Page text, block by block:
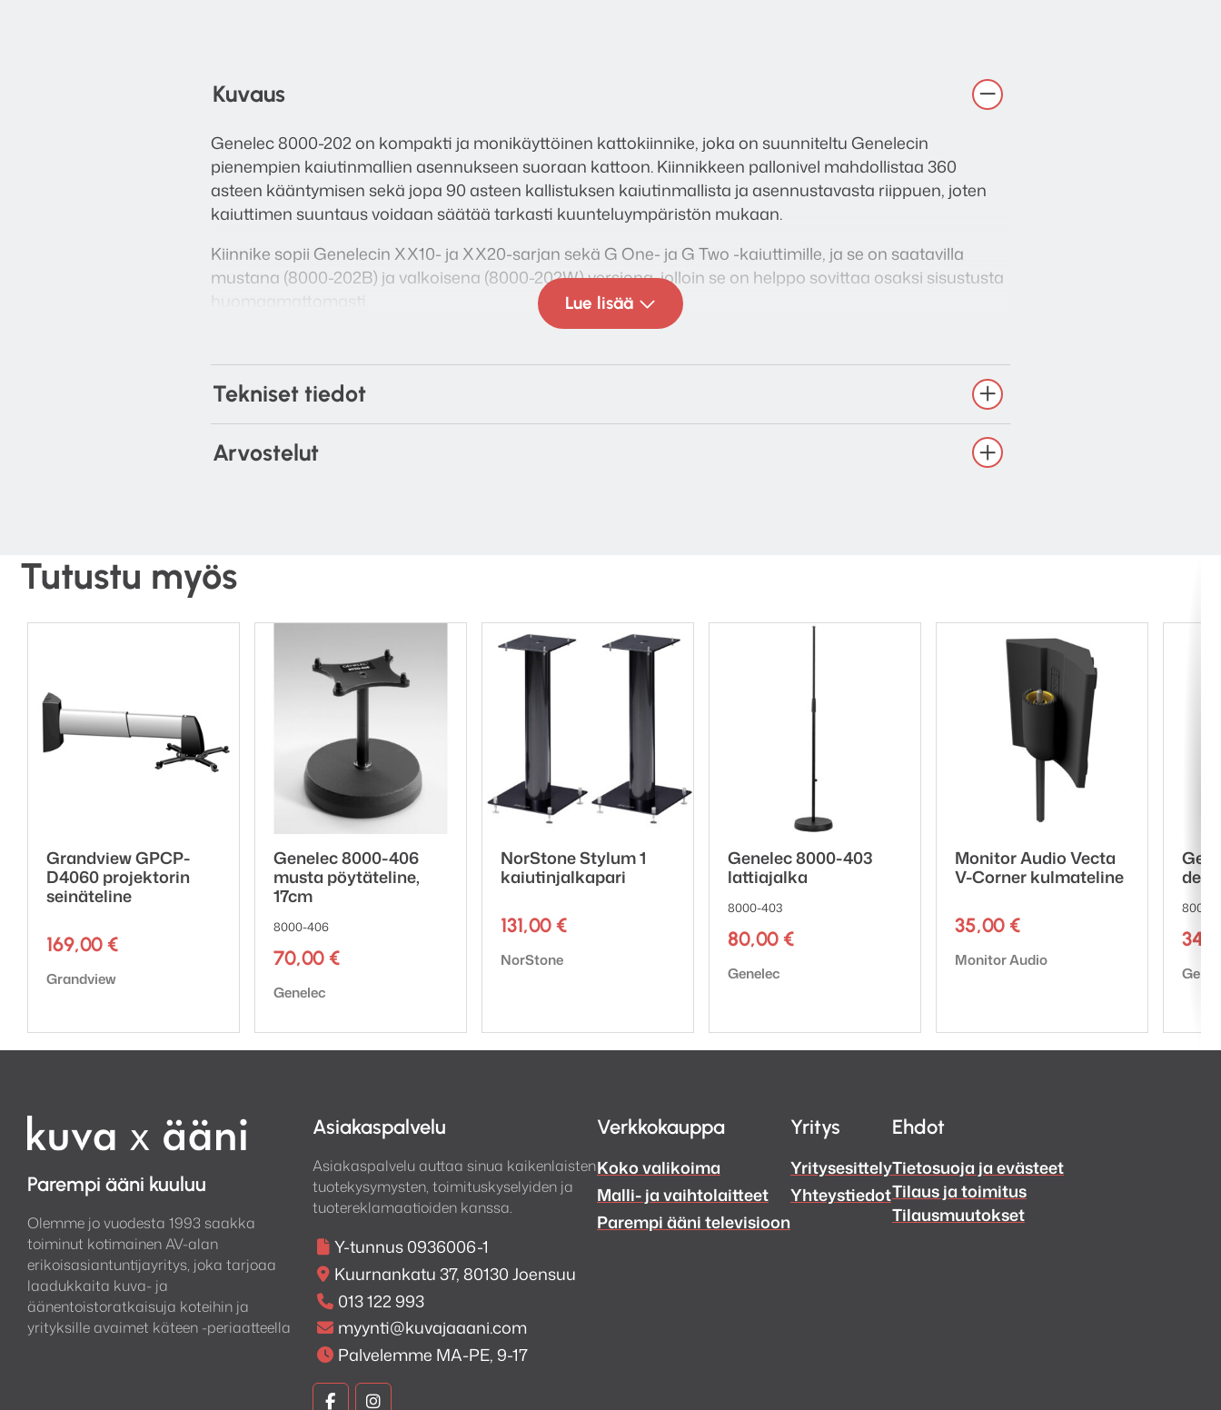
Kuvaus
Genelec 8000-202 on kompakti ja monikäyttöinen kattokiinnike, joka on suunniteltu Genelecin
pienempien kaiutinmallien asennukseen suoraan kattoon. Kiinnikkeen pallonivel mahdollistaa 360
asteen kääntymisen sekä jopa 90 asteen kallistuksen kaiutinmallista ja asennustavasta riippuen, joten
kaiuttimen suuntaus voidaan säätää tarkasti kuunteluympäristön mukaan.
Kiinnike sopii Genelecin XX10- ja XX20-sarjan sekä G One- ja G Two -kaiuttimille, ja se on saatavilla
mustana (8000-202B) ja valkoisena (8000-202W) versiona, jolloin se on helppo sovittaa osaksi sisustusta
huomaamattomasti.
Lue lisää
Tekniset tiedot
Arvostelut
Tutustu myös
Grandview GPCP-
D4060 projektorin
seinäteline
169,00 €
Tuotemerkki:
Grandview
Genelec 8000-406
musta pöytäteline,
17cm
8000-406
70,00 €
Tuotemerkki:
Genelec
NorStone Stylum 1
kaiutinjalkapari
131,00 €
Tuotemerkki:
NorStone
Genelec 8000-403
lattiajalka
8000-403
80,00 €
Tuotemerkki:
Genelec
Monitor Audio Vecta
V-Corner kulmateline
35,00 €
Tuotemerkki:
Monitor Audio
8000-
Parempi ääni kuuluu
Olemme jo vuodesta 1993 saakka
toiminut kotimainen AV-alan
erikoisasiantuntijayritys, joka tarjoaa
laadukkaita kuva- ja
äänentoistoratkaisuja koteihin ja
yrityksille avaimet käteen -periaatteella
Asiakaspalvelu
Asiakaspalvelu auttaa sinua kaikenlaisten
tuotekysymysten, toimituskyselyiden ja
tuotereklamaatioiden kanssa.
Y-tunnus 0936006-1
Kuurnankatu 37, 80130 Joensuu
013 122 993
myynti@kuvajaaani.com
Palvelemme MA-PE, 9-17
KuvaKuva
Verkkokauppa
Koko valikoima
Malli- ja vaihtolaitteet
Parempi ääni televisioon
Yritys
Yritysesittely
Yhteystiedot
Ehdot
Tietosuoja ja evästeet
Tilaus ja toimitus
Tilausmuutokset